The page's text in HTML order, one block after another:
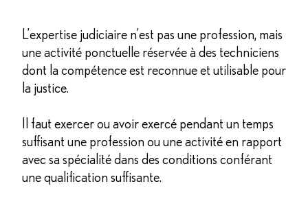
L’expertise judiciaire n’est pas une profession, mais
une activité ponctuelle réservée à des techniciens
dont la compétence est reconnue et utilisable pour
la justice.
Il faut exercer ou avoir exercé pendant un temps
suffisant une profession ou une activité en rapport
avec sa spécialité dans des conditions conférant
une qualification suffisante.